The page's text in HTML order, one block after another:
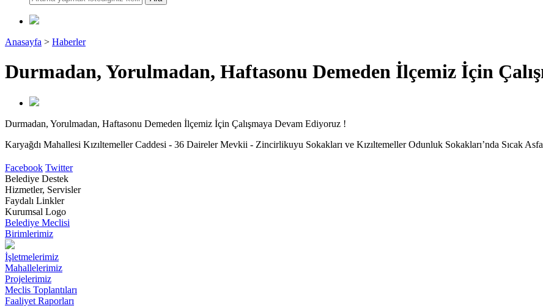
Anasayfa > Haberler
Durmadan, Yorulmadan, Haftasonu Demeden İlçemiz İçin
Durmadan, Yorulmadan, Haftasonu Demeden İlçemiz İçin Çalışmaya Devam Ediyoruz !
Karyağdı Mahallesi Kızıltemeller Caddesi - 36 Daireler Mevkii - Zincirlikuyu Sokakları ve Kızıltemeller Odunluk Sokakları’nda Sıcak
Facebook Twitter
Belediye Destek
Hizmetler, Servisler
Faydalı Linkler
Kurumsal Logo
Belediye Meclisi
Birimlerimiz
İşletmelerimiz
Mahallelerimiz
Projelerimiz
Meclis Toplantıları
Faaliyet Raporları